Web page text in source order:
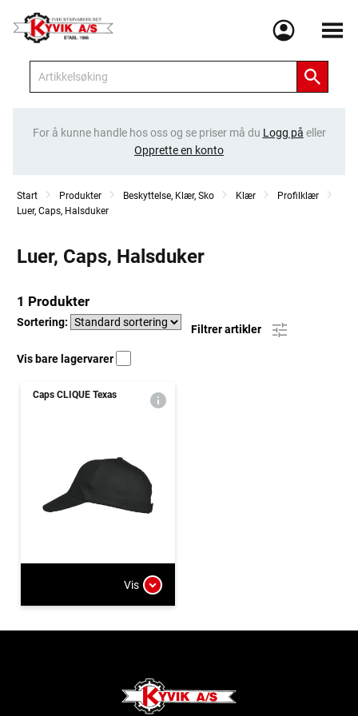
Meny
For å kunne handle hos oss og se priser må du Logg på eller
Opprette en konto
Start Produkter Beskyttelse, Klær, Sko Klær
Profilklær
Luer, Caps, Halsduker
Luer, Caps, Halsduker
1 Produkter
Sortering:
Filtrer artikler
Vis bare lagervarer
Caps CLIQUE Texas
Vis